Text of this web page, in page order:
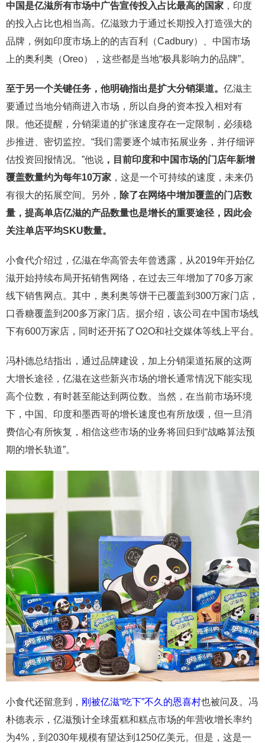
中国是亿滋所有市场中广告宣传投入占比最高的国家 ，印度
的投入占比也相当高。亿滋致力于通过长期投入打造强大的
品牌，例如印度市场上的的吉百利（Cadbury）、中国市场
上的奥利奥（Oreo），这些都是当地“极具影响力的品牌”。
至于另一个关键任务，他明确指出是扩大分销渠道。 亿滋主
要通过当地分销商进入市场，所以自身的资本投入相对有
限。他还提醒，分销渠道的扩张速度存在一定限制，必须稳
步推进、密切监控。“我们需要逐个城市拓展业务，并仔细评
估投资回报情况。”他说 ，目前印度和中国市场的门店年新增
覆盖数量约为每年10万家 ，这是一个可持续的速度，未来仍
有很大的拓展空间。另外， 除了在网络中增加覆盖的门店数
量，提高单店亿滋的产品数量也是增长的重要途径，因此会
关注单店平均SKU数量。
小食代介绍过，亿滋在华高管去年曾透露，从2019年开始亿
滋开始持续布局开拓销售网络，在过去三年增加了70多万家
线下销售网点。其中，奥利奥等饼干已覆盖到300万家门店，
口香糖覆盖到200多万家门店。据介绍，该公司在中国市场线
下有600万家店，同时还开拓了O2O和社交媒体等线上平台。
冯朴德总结指出，通过品牌建设，加上分销渠道拓展的这两
大增长途径，亿滋在这些新兴市场的增长通常情况下能实现
高个位数，有时甚至能达到两位数。当然，在当前市场环境
下，中国、印度和墨西哥的增长速度也有所放缓，但一旦消
费信心有所恢复，相信这些市场的业务将回归到“战略算法预
期的增长轨道”。
小食代还留意到， 刚被亿滋“吃下”不久的恩喜村也被问及。冯
朴德表示，亿滋预计全球蛋糕和糕点市场的年营收增长率约
为4%，到2030年规模有望达到1250亿美元。但是，这是一